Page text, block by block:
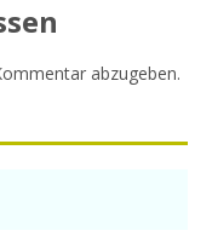
abzugeben.